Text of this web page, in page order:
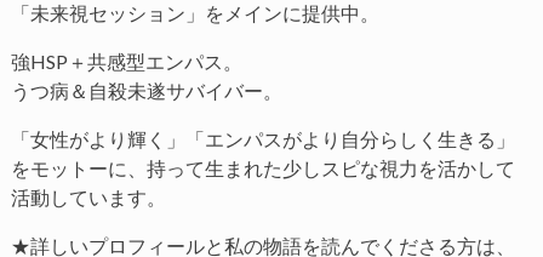
「未来視セッション」をメインに提供中。
強HSP＋共感型エンパス。
うつ病＆自殺未遂サバイバー。
「女性がより輝く」「エンパスがより自分らしく生きる」
をモットーに、持って生まれた少しスピな視力を活かして
活動しています。
★詳しいプロフィールと私の物語を読んでくださる方は、